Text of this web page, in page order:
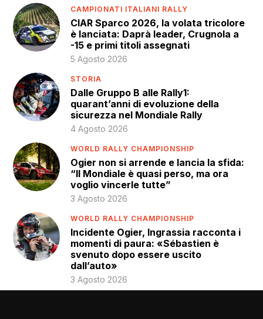
CAMPIONATI ITALIANI RALLY
CIAR Sparco 2026, la volata tricolore
è lanciata: Daprà leader, Crugnola a
-15 e primi titoli assegnati
5 Agosto 2026
STORIA
Dalle Gruppo B alle Rally1:
quarant’anni di evoluzione della
sicurezza nel Mondiale Rally
4 Agosto 2026
WORLD RALLY CHAMPIONSHIP
Ogier non si arrende e lancia la sfida:
“Il Mondiale è quasi perso, ma ora
voglio vincerle tutte”
3 Agosto 2026
WORLD RALLY CHAMPIONSHIP
Incidente Ogier, Ingrassia racconta i
momenti di paura: «Sébastien è
svenuto dopo essere uscito
dall’auto»
3 Agosto 2026